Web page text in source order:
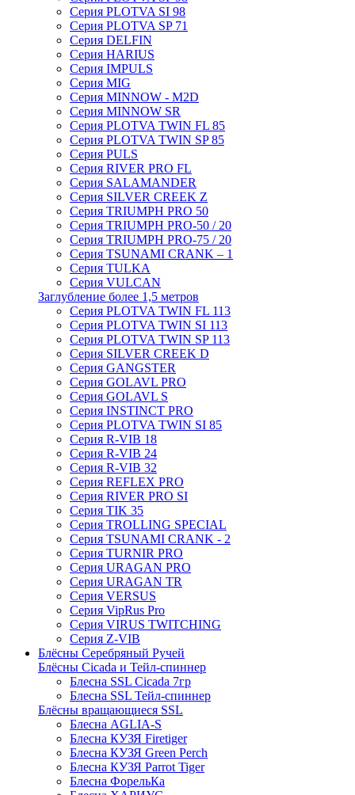
Серия PLOTVA SI 98
Серия PLOTVA SP 71
Серия DELFIN
Серия HARIUS
Серия IMPULS
Серия MIG
Серия MINNOW - M2D
Серия MINNOW SR
Серия PLOTVA TWIN FL 85
Серия PLOTVA TWIN SP 85
Серия PULS
Серия RIVER PRO FL
Серия SALAMANDER
Серия SILVER CREEK Z
Серия TRIUMPH PRO 50
Серия TRIUMPH PRO-50 / 20
Серия TRIUMPH PRO-75 / 20
Серия TSUNAMI CRANK – 1
Серия TULKA
Серия VULCAN
Заглубление более 1,5 метров
Серия PLOTVA TWIN FL 113
Серия PLOTVA TWIN SI 113
Серия PLOTVA TWIN SP 113
Серия SILVER CREEK D
Серия GANGSTER
Серия GOLAVL PRO
Серия GOLAVL S
Серия INSTINCT PRO
Серия PLOTVA TWIN SI 85
Серия R-VIB 18
Серия R-VIB 24
Серия R-VIB 32
Серия REFLEX PRO
Серия RIVER PRO SI
Серия TIK 35
Серия TROLLING SPECIAL
Серия TSUNAMI CRANK - 2
Серия TURNIR PRO
Серия URAGAN PRO
Серия URAGAN TR
Серия VERSUS
Серия VipRus Pro
Серия VIRUS TWITCHING
Серия Z-VIB
Блёсны Серебряный Ручей
Блёсны Cicada и Тейл-спиннер
Блесна SSL Cicada 7гр
Блесна SSL Тейл-спиннер
Блёсны вращающиеся SSL
Блесна AGLIA-S
Блесна КУЗЯ Firetiger
Блесна КУЗЯ Green Perch
Блесна КУЗЯ Parrot Tiger
Блесна ФорельКа